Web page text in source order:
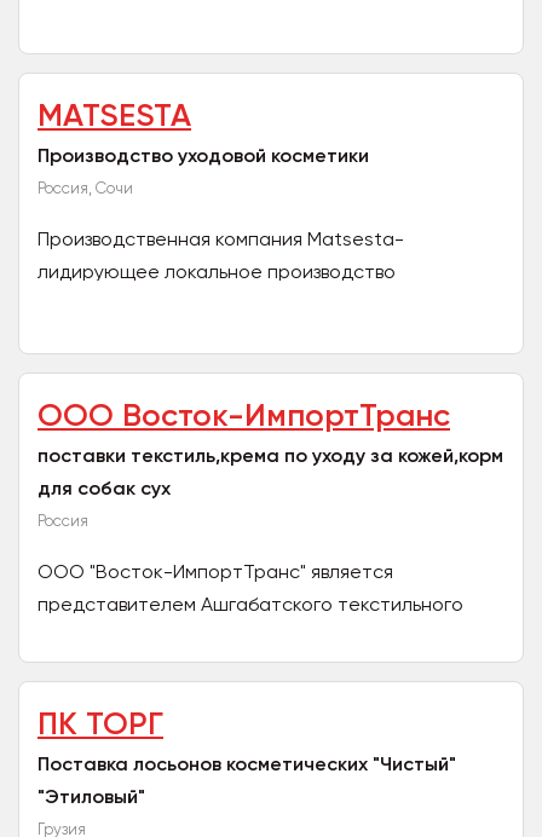
MATSESTA
Производство уходовой косметики
Россия, Сочи
Производственная компания Matsesta-
лидирующее локальное производство
ООО Восток-ИмпортТранс
поставки текстиль,крема по уходу за кожей,корм
для собак сух
Россия
ООО "Восток-ИмпортТранс" является
представителем Ашгабатского текстильного
для собак HEY,BEDDU город...
ПК ТОРГ
Поставка лосьонов косметических "Чистый"
"Этиловый"
Грузия